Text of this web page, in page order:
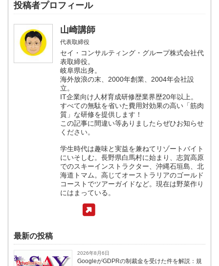
投稿者プロフィール
山崎講師
代表取締役
セイ・コンサルティング・グループ株式会社代
表取締役。
岐阜県出身。
海外放浪の末、2000年創業、2004年会社設
立。
IT企業向け人材育成研修歴業界歴20年以上。
すべての無駄を省いた費用対効果の高い「筋肉
質」な研修を提供します！
この記事に間違い等ありましたらぜひお知らせ
ください。
学生時代は趣味と実益を兼ねてリゾートバイト
にいそしむ。長野県白馬村に始まり、志賀高原
でのスキーインストラクター、沖縄石垣島、北
海道トマム。高じてオーストラリアのゴールド
コーストでツアーガイドなど。現在は野菜作り
にはまっている。
最新の投稿
2026年8月6日
GoogleがGDPRの制裁金を受けた件を解説：規